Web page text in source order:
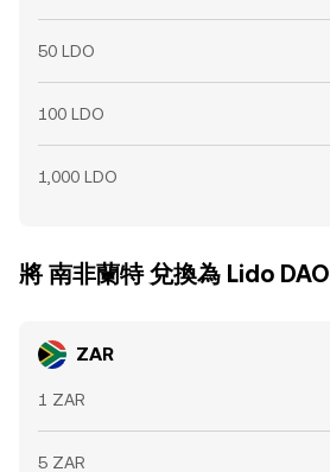
50 LDO
100 LDO
1,000 LDO
將 南非蘭特 兌換為 Lido DAO
ZAR
1 ZAR
5 ZAR